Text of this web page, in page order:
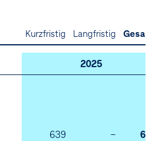
Kurzfristig Langfristig Gesamt
2025
639 –
639